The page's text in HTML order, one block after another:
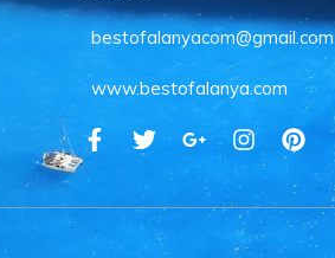
bestofalanyacom@gmail.com
www.bestofalanya.com